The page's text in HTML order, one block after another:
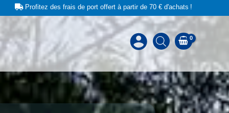
Profitez des frais de port offert à partir de 70 € d'achats !